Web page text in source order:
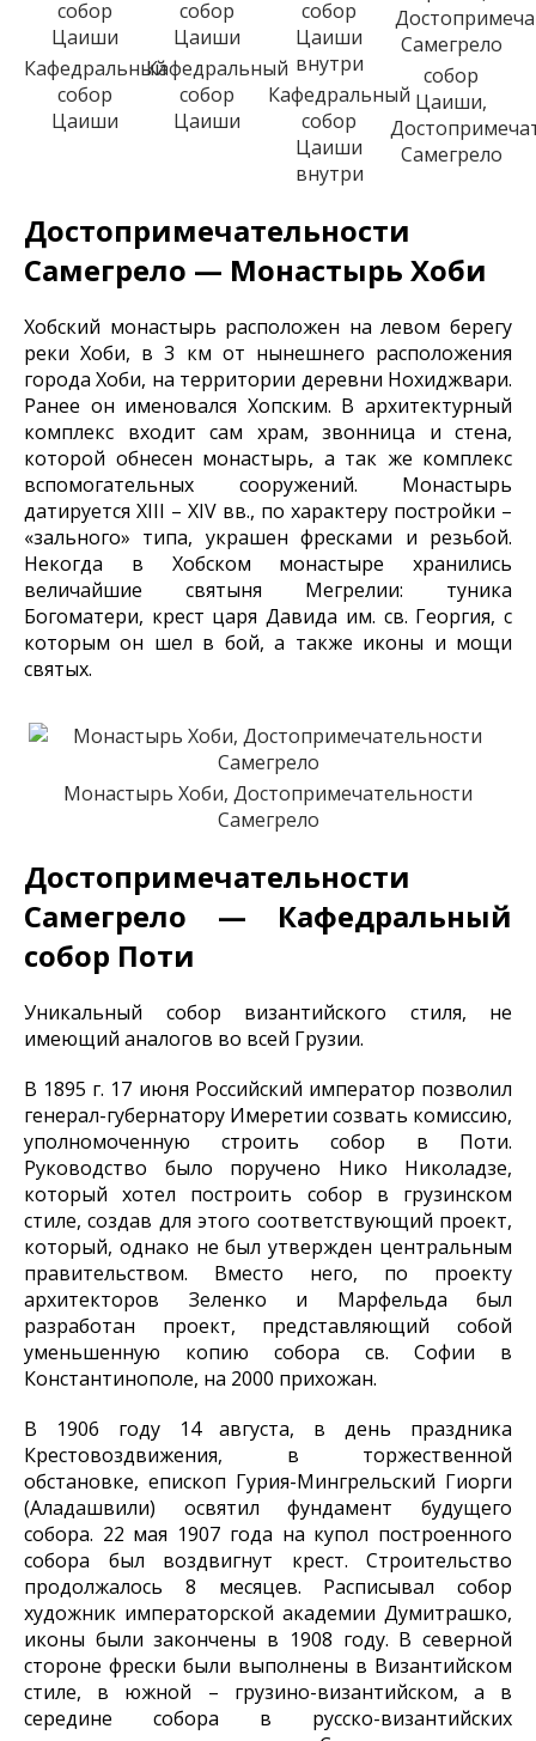
Кафедральный
собор
Цаиши
Кафедральный
собор
Цаиши
Кафедральный
собор
Цаиши
внутри
собор
Цаиши,
Самегрело
Достопримечательности
Самегрело — Монастырь Хоби
Хобский монастырь расположен на левом берегу
реки Хоби, в 3 км от нынешнего расположения
города Хоби, на территории деревни Нохиджвари.
Ранее он именовался Хопским. В архитектурный
комплекс входит сам храм, звонница и стена,
которой обнесен монастырь, а так же комплекс
вспомогательных сооружений. Монастырь
датируется XIII – XIV вв., по характеру постройки –
«зального» типа, украшен фресками и резьбой.
Некогда в Хобском монастыре хранились
величайшие святыня Мегрелии: туника
Богоматери, крест царя Давида им. св. Георгия, с
которым он шел в бой, а также иконы и мощи
святых.
Монастырь Хоби, Достопримечательности
Самегрело
Достопримечательности
Самегрело — Кафедральный
собор Поти
Уникальный собор византийского стиля, не
имеющий аналогов во всей Грузии.
В 1895 г. 17 июня Российский император позволил
генерал-губернатору Имеретии созвать комиссию,
уполномоченную строить собор в Поти.
Руководство было поручено Нико Николадзе,
который хотел построить собор в грузинском
стиле, создав для этого соответствующий проект,
который, однако не был утвержден центральным
правительством. Вместо него, по проекту
архитекторов Зеленко и Марфельда был
разработан проект, представляющий собой
уменьшенную копию собора св. Софии в
Константинополе, на 2000 прихожан.
В 1906 году 14 августа, в день праздника
Крестовоздвижения, в торжественной
обстановке, епископ Гурия-Мингрельский Гиорги
(Аладашвили) освятил фундамент будущего
собора. 22 мая 1907 года на купол построенного
собора был воздвигнут крест. Строительство
продолжалось 8 месяцев. Расписывал собор
художник императорской академии Думитрашко,
иконы были закончены в 1908 году. В северной
стороне фрески были выполнены в Византийском
стиле, в южной – грузино-византийском, а в
середине собора в русско-византийских